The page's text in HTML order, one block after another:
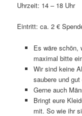
Uhr­zeit: 14 – 18 Uhr
Ein­tritt: ca. 2 €
Es wäre schön,
maxi­mal bit­te
Wir sind kei­ne
sau­be­re und
Ger­ne auch
Bringt eure
mit. So wie ihr